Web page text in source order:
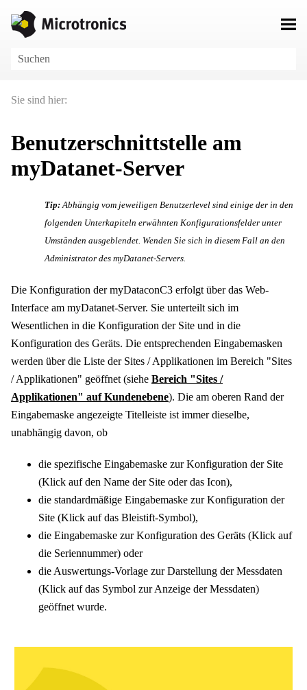
Zu Hauptinhalt springen
Sie sind hier:
Benutzerschnittstelle am
myDatanet-Server
Tip:Abhängig vom jeweiligen Benutzerlevel sind einige der in den
folgenden Unterkapiteln erwähnten Konfigurationsfelder unter
Umständen ausgeblendet. Wenden Sie sich in diesem Fall an den
Administrator desmyDatanet-Servers.
Die Konfiguration dermyDataconC3 erfolgt über das Web-
Interface am myDatanet-Server. Sie unterteilt sich im
Wesentlichen in die Konfiguration der Site und in die
Konfiguration des Geräts. Die entsprechenden Eingabemasken
werden über die Liste der Sites / Applikationen im Bereich "Sites
/ Applikationen" geöffnet (siehe Bereich "Sites /
Applikationen" auf Kundenebene). Die am oberen Rand der
Eingabemaske angezeigte Titelleiste ist immer dieselbe,
unabhängig davon, ob
die spezifische Eingabemaske zur Konfiguration der Site
(Klick auf den Name der Site oder das Icon),
die standardmäßige Eingabemaske zur Konfiguration der
Site (Klick auf das Bleistift-Symbol),
die Eingabemaske zur Konfiguration des Geräts (Klick auf
die Seriennummer) oder
die Auswertungs-Vorlage zur Darstellung der Messdaten
(Klick auf das Symbol zur Anzeige der Messdaten)
geöffnet wurde.